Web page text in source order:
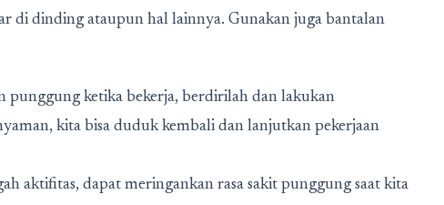
di dinding ataupun hal lainnya. Gunakan juga bantalan
punggung ketika bekerja, berdirilah dan lakukan
kita bisa duduk kembali dan lanjutkan pekerjaan
aktifitas, dapat meringankan rasa sakit punggung saat kita